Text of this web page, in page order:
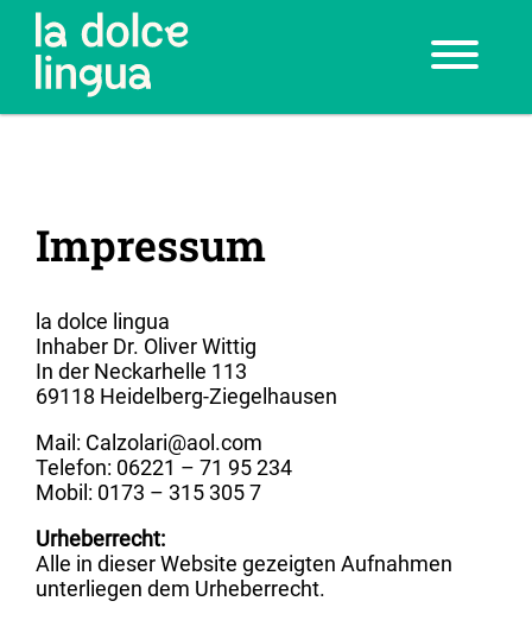
Impressum
la dolce lingua
Inhaber Dr. Oliver Wittig
In der Neckarhelle 113
69118 Heidelberg-Ziegelhausen
Mail: Calzolari@aol.com
Telefon: 06221 – 71 95 234
Mobil: 0173 – 315 305 7
Urheberrecht:
Alle in dieser Website gezeigten Aufnahmen
unterliegen dem Urheberrecht.